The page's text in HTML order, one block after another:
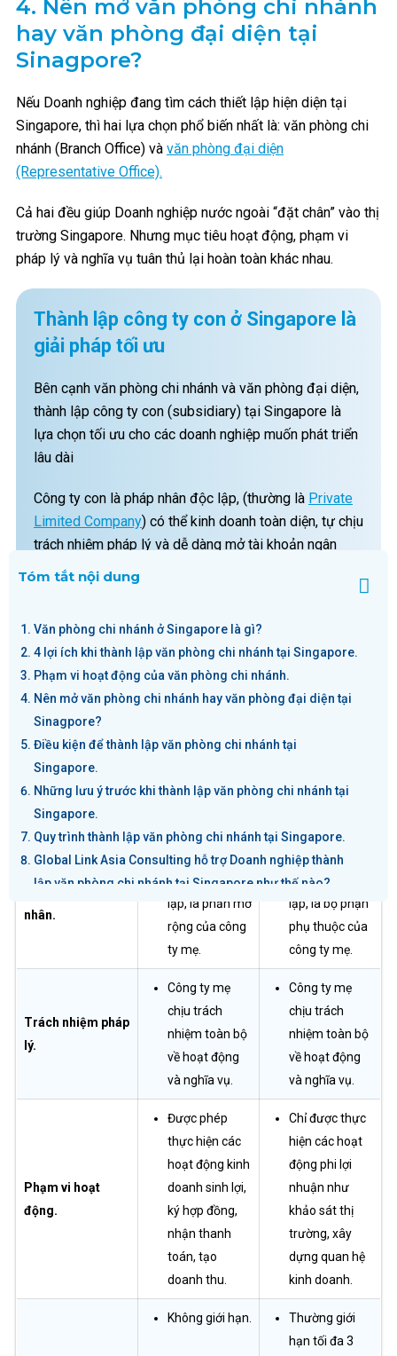
4. Nên mở văn phòng chi nhánh
hay văn phòng đại diện tại
Sinagpore?
Nếu Doanh nghiệp đang tìm cách thiết lập hiện diện tại
Singapore, thì hai lựa chọn phổ biến nhất là: văn phòng chi
nhánh (Branch Office) và văn phòng đại diện
(Representative Office).
Cả hai đều giúp Doanh nghiệp nước ngoài “đặt chân” vào thị
trường Singapore. Nhưng mục tiêu hoạt động, phạm vi
pháp lý và nghĩa vụ tuân thủ lại hoàn toàn khác nhau.
Thành lập công ty con ở Singapore là
giải pháp tối ưu
Bên cạnh văn phòng chi nhánh và văn phòng đại diện,
thành lập công ty con (subsidiary) tại Singapore là
lựa chọn tối ưu cho các doanh nghiệp muốn phát triển
lâu dài
Công ty con là pháp nhân độc lập, (thường là Private
Limited Company) có thể kinh doanh toàn diện, tự chịu
trách nhiệm pháp lý và dễ dàng mở tài khoản ngân
hàng, tuyển dụng, gọi vốn.
Bảng so sánh chi tiết giữa Văn phòng Chi nhánh và Văn
phòng Đại diện tại Singapore dưới đây sẽ giúp Doanh
nghiệp xác định lựa chọn phù hợp nhất với mục tiêu của
Doanh nghiệp.
Tiêu chí.
nhánh (Branch
Văn phòng đại
(Representative
nhân.
Không phải
pháp nhân độc
lập, là phần mở
rộng của công
ty mẹ.
Không phải
pháp nhân độc
lập, là bộ phận
phụ thuộc của
công ty mẹ.
Trách nhiệm pháp
lý.
Công ty mẹ
chịu trách
nhiệm toàn bộ
về hoạt động
và nghĩa vụ.
Công ty mẹ
chịu trách
nhiệm toàn bộ
về hoạt động
và nghĩa vụ.
Phạm vi hoạt
động.
Được phép
thực hiện các
hoạt động kinh
doanh sinh lợi,
ký hợp đồng,
nhận thanh
toán, tạo
doanh thu.
Chỉ được thực
hiện các hoạt
động phi lợi
nhuận như
khảo sát thị
trường, xây
dựng quan hệ
kinh doanh.
Không giới hạn.
Thường giới
hạn tối đa 3
Tóm tắt nội dung
Văn phòng chi nhánh ở Singapore là gì?
4 lợi ích khi thành lập văn phòng chi nhánh tại Singapore.
Phạm vi hoạt động của văn phòng chi nhánh.
Nên mở văn phòng chi nhánh hay văn phòng đại diện tại
Sinagpore?
Điều kiện để thành lập văn phòng chi nhánh tại
Singapore.
Những lưu ý trước khi thành lập văn phòng chi nhánh tại
Singapore.
Quy trình thành lập văn phòng chi nhánh tại Singapore.
Global Link Asia Consulting hỗ trợ Doanh nghiệp thành
lập văn phòng chi nhánh tại Singapore như thế nào?
Các câu hỏi thường gặp khi thành lập văn phòng chi